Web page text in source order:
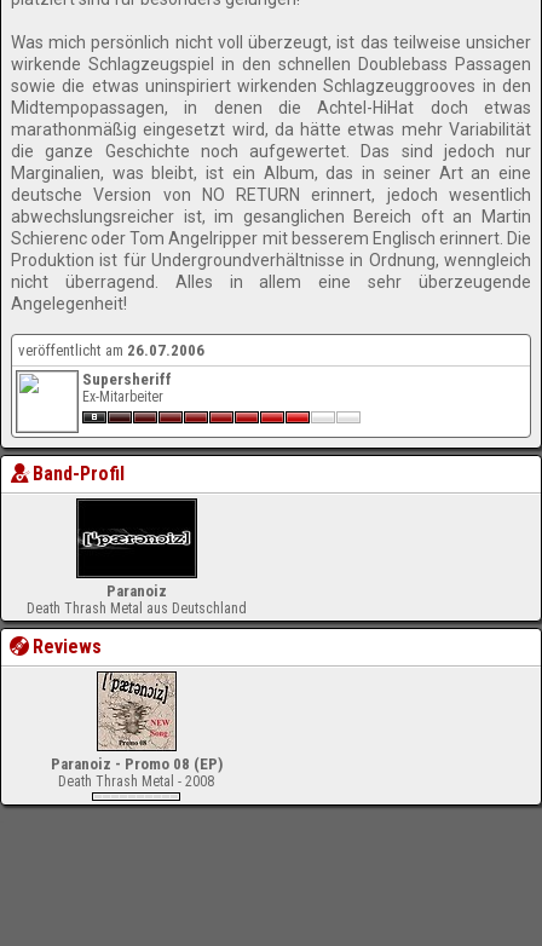
Was mich persönlich nicht voll überzeugt, ist das teilweise unsicher
wirkende Schlagzeugspiel in den schnellen Doublebass Passagen
sowie die etwas uninspiriert wirkenden Schlagzeuggrooves in den
Midtempopassagen, in denen die Achtel-HiHat doch etwas
marathonmäßig eingesetzt wird, da hätte etwas mehr Variabilität
die ganze Geschichte noch aufgewertet. Das sind jedoch nur
Marginalien, was bleibt, ist ein Album, das in seiner Art an eine
deutsche Version von NO RETURN erinnert, jedoch wesentlich
abwechslungsreicher ist, im gesanglichen Bereich oft an Martin
Schierenc oder Tom Angelripper mit besserem Englisch erinnert. Die
Produktion ist für Undergroundverhältnisse in Ordnung, wenngleich
nicht überragend. Alles in allem eine sehr überzeugende
Angelegenheit!
veröffentlicht am 26.07.2006
Supersheriff
Ex-Mitarbeiter
Band-Profil
Paranoiz
Death Thrash Metal aus Deutschland
Reviews
Paranoiz - Promo 08 (EP)
Death Thrash Metal - 2008